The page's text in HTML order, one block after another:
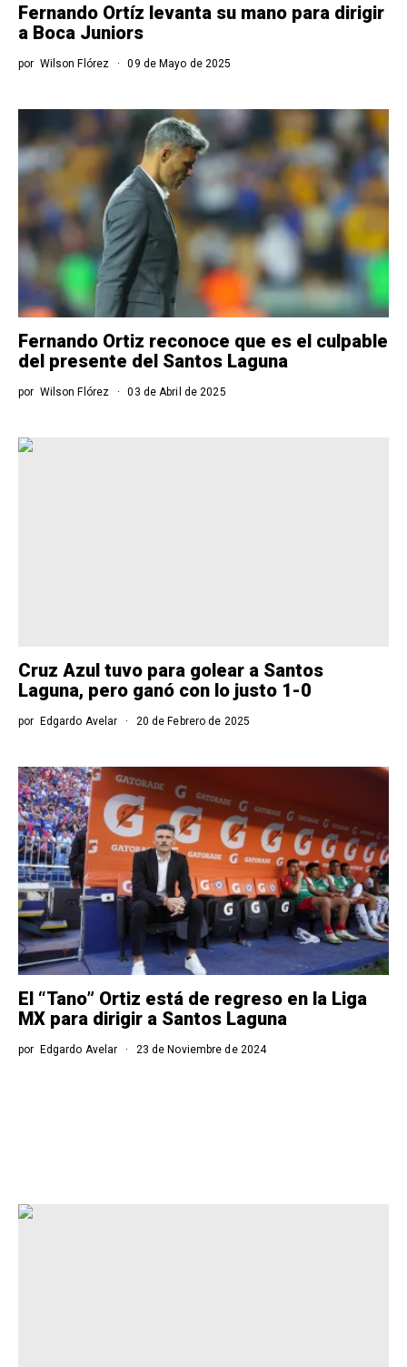
Fernando Ortíz levanta su mano para dirigir
a Boca Juniors
por Wilson Flórez 09 de Mayo de 2025
Fernando Ortiz reconoce que es el culpable
del presente del Santos Laguna
por Wilson Flórez 03 de Abril de 2025
Cruz Azul tuvo para golear a Santos
Laguna, pero ganó con lo justo 1-0
por Edgardo Avelar 20 de Febrero de 2025
El “Tano” Ortiz está de regreso en la Liga
MX para dirigir a Santos Laguna
por Edgardo Avelar 23 de Noviembre de 2024